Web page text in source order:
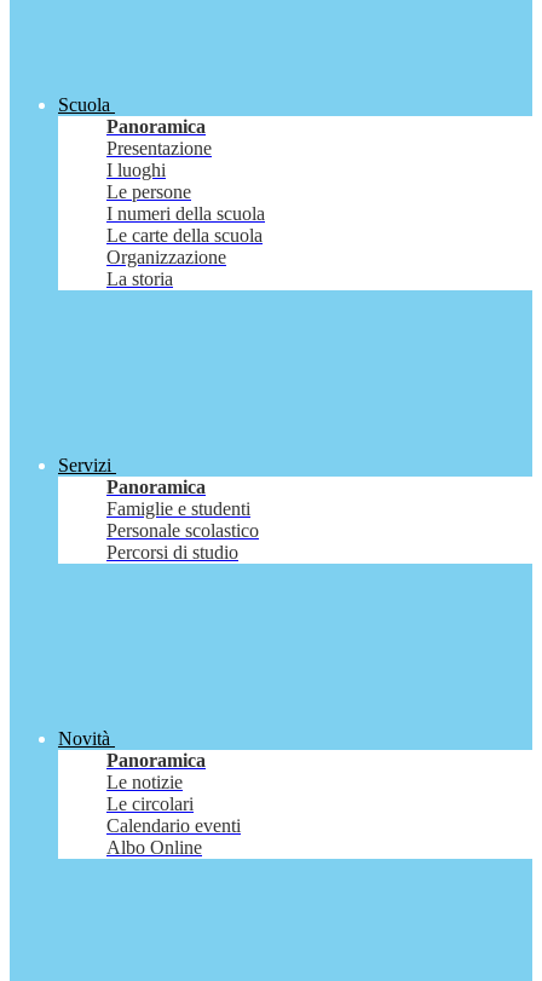
Scuola
Panoramica
Presentazione
I luoghi
Le persone
I numeri della scuola
Le carte della scuola
Organizzazione
La storia
Servizi
Panoramica
Famiglie e studenti
Personale scolastico
Percorsi di studio
Novità
Panoramica
Le notizie
Le circolari
Calendario eventi
Albo Online